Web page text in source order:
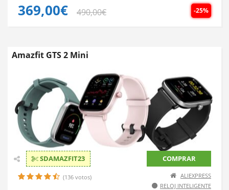
-25%
369,00€ 490,00€
Amazfit GTS 2 Mini
SDAMAZFIT23 COMPRAR
(136 votos)
ALIEXPRESS
RELOJ INTELIGENTE